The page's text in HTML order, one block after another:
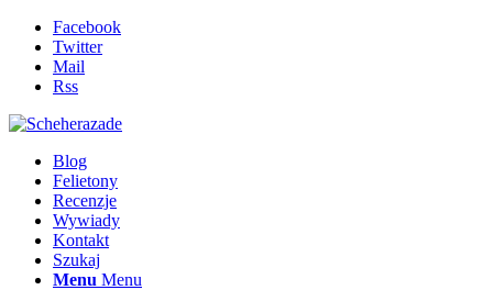
Facebook
Twitter
Mail
Rss
Blog
Felietony
Recenzje
Wywiady
Kontakt
Szukaj
Menu Menu